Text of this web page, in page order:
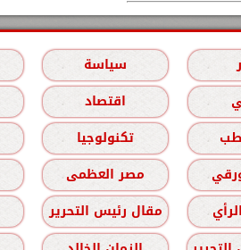
سياسة
اقتصاد
تكنولوجيا
مصر العظمى
مقال رئيس التحرير